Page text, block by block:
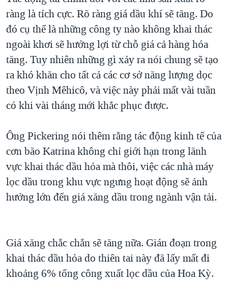
ràng là tích cực. Rõ ràng giá dầu khí sẽ tăng. Do
đó cụ thể là những công ty nào không khai thác
ngoài khơi sẽ hưởng lợi từ chỗ giá cả hàng hóa
tăng. Tuy nhiên những gì xảy ra nói chung sẽ tạo
ra khó khăn cho tất cả các cơ sở năng lượng dọc
theo Vịnh Mêhicô, và việc này phải mất vài tuần
có khi vài tháng mới khắc phục được.
Ông Pickering nói thêm rằng tác động kinh tế của
cơn bão Katrina không chỉ giới hạn trong lãnh
vực khai thác dầu hỏa mà thôi, việc các nhà máy
lọc dầu trong khu vực ngưng hoạt động sẽ ảnh
hưởng lớn đến giá xăng dầu trong ngành vận tải.
Giá xăng chắc chắn sẽ tăng nữa. Gián đoạn trong
khai thác dầu hỏa do thiên tai này đã lấy mất đi
khoảng 6% tổng công xuất lọc dầu của Hoa Kỳ.